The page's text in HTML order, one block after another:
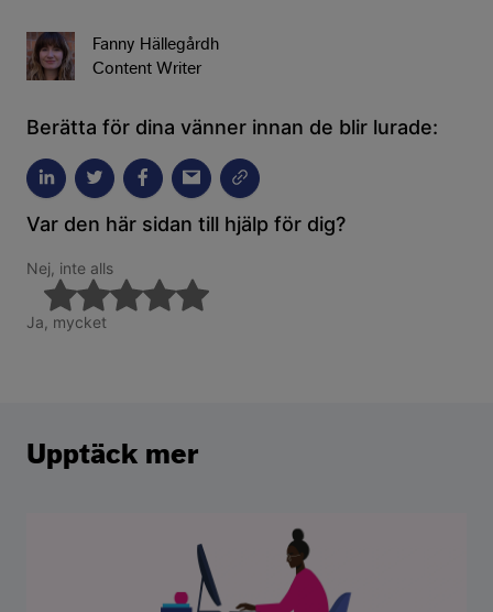
Fanny Hällegårdh
Content Writer
Berätta för dina vänner innan de blir lurade:
Var den här sidan till hjälp för dig?
Nej, inte alls
Ja, mycket
Upptäck mer